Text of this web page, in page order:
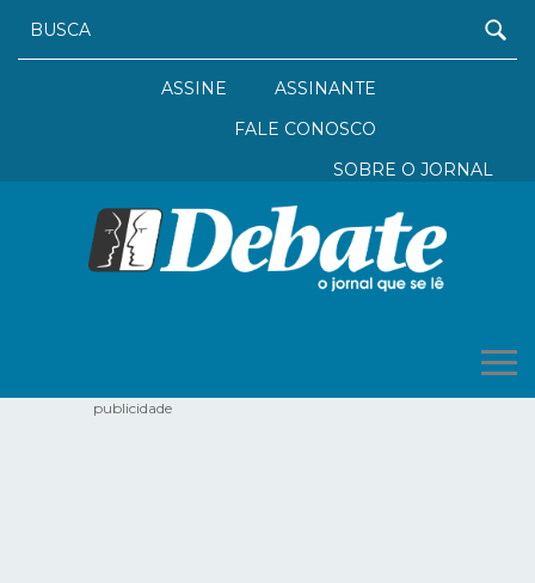
ASSINANTE
ASSINE
FALE CONOSCO
SOBRE O JORNAL
publicidade